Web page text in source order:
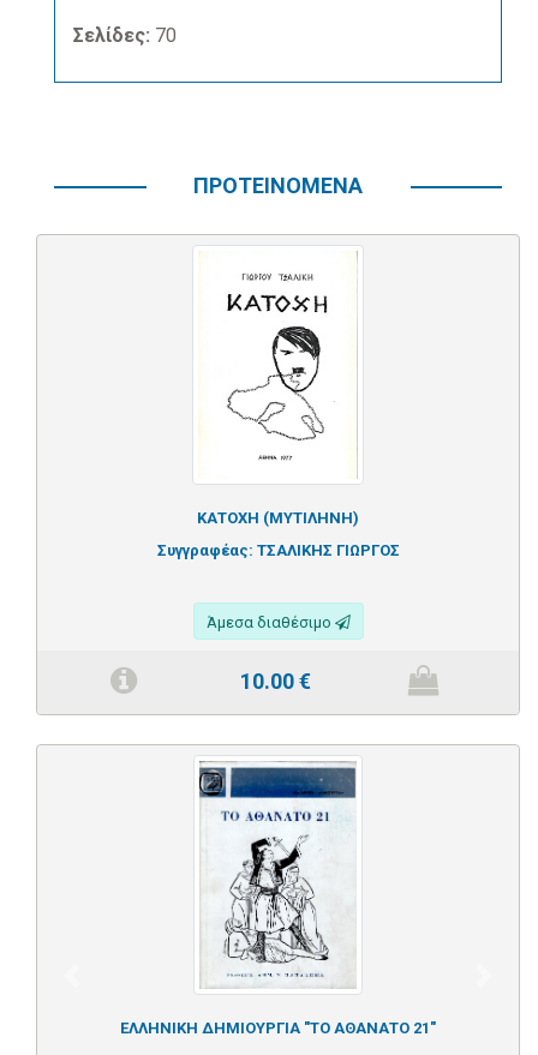
Σελίδες: 70
ΠΡΟΤΕΙΝΟΜΕΝΑ
ΚΑΤΟΧΗ (ΜΥΤΙΛΗΝΗ)
Συγγραφέας: ΤΣΑΛΙΚΗΣ ΓΙΩΡΓΟΣ
Άμεσα διαθέσιμο
10.00€
ΕΛΛΗΝΙΚΗ ΔΗΜΙΟΥΡΓΙΑ "ΤΟ ΑΘΑΝΑΤΟ 21"